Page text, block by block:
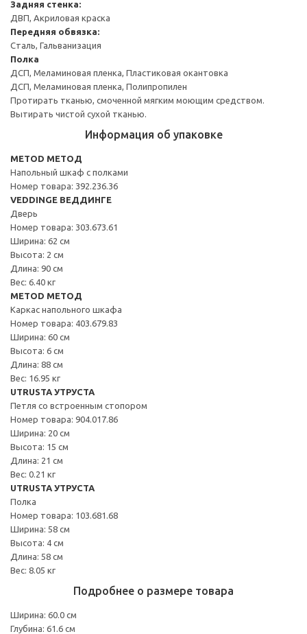
Задняя стенка:
ДВП, Акриловая краска
Передняя обвязка:
Сталь, Гальванизация
Полка
ДСП, Меламиновая пленка, Пластиковая окантовка
ДСП, Меламиновая пленка, Полипропилен
Протирать тканью, смоченной мягким моющим средством.
Вытирать чистой сухой тканью.
Информация об упаковке
METOD МЕТОД
Напольный шкаф с полками
Номер товара: 392.236.36
VEDDINGE ВЕДДИНГЕ
Дверь
Номер товара: 303.673.61
Ширина: 62 см
Высота: 2 см
Длина: 90 см
Вес: 6.40 кг
METOD МЕТОД
Каркас напольного шкафа
Номер товара: 403.679.83
Ширина: 60 см
Высота: 6 см
Длина: 88 см
Вес: 16.95 кг
UTRUSTA УТРУСТА
Петля со встроенным стопором
Номер товара: 904.017.86
Ширина: 20 см
Высота: 15 см
Длина: 21 см
Вес: 0.21 кг
UTRUSTA УТРУСТА
Полка
Номер товара: 103.681.68
Ширина: 58 см
Высота: 4 см
Длина: 58 см
Вес: 8.05 кг
Подробнее о размере товара
Ширина: 60.0 см
Глубина: 61.6 см